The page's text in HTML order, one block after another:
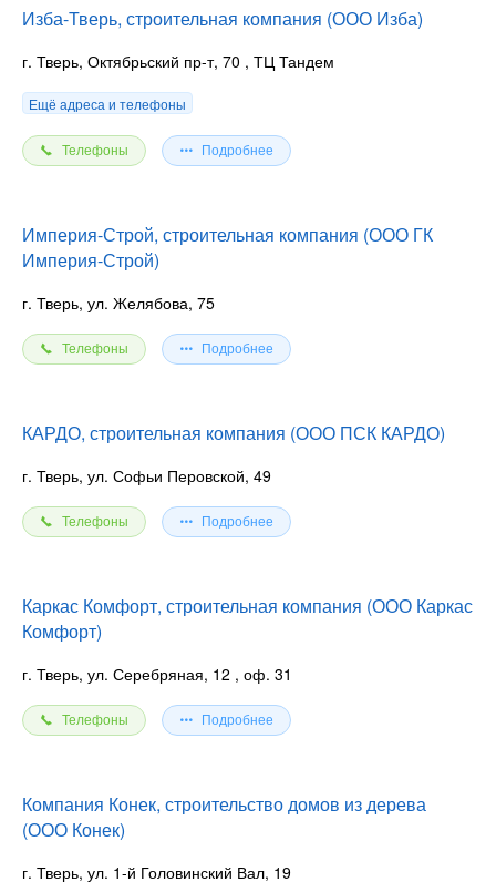
Изба-Тверь, строительная компания (ООО Изба)
г. Тверь, Октябрьский пр-т, 70 , ТЦ Тандем
Ещё адреса и телефоны
Телефоны Подробнее
Империя-Строй, строительная компания (ООО ГК
Империя-Строй)
г. Тверь, ул. Желябова, 75
Телефоны Подробнее
КАРДО, строительная компания (ООО ПСК КАРДО)
г. Тверь, ул. Софьи Перовской, 49
Телефоны Подробнее
Каркас Комфорт, строительная компания (ООО Каркас
Комфорт)
г. Тверь, ул. Серебряная, 12 , оф. 31
Телефоны Подробнее
Компания Конек, строительство домов из дерева
(ООО Конек)
г. Тверь, ул. 1-й Головинский Вал, 19